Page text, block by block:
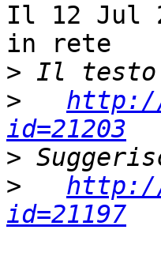
Il 12 Jul
in rete
>
>
http://
id=21203
>
>
http://
id=21197